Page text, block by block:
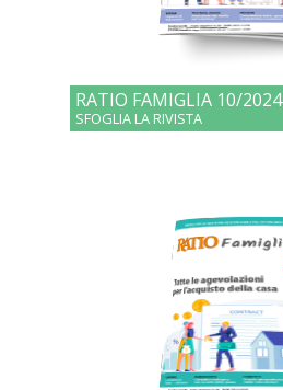
RATIO FAMIGLIA 10/2024
SFOGLIA LA RIVISTA